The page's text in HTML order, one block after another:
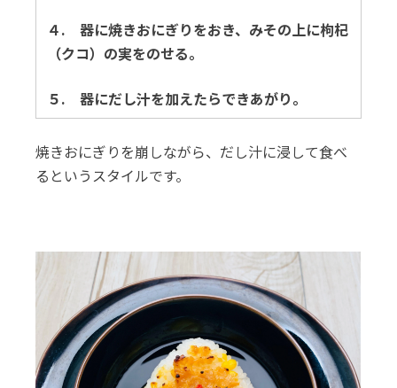
４. 器に焼きおにぎりをおき、みその上に枸杞
（クコ）の実をのせる。
５. 器にだし汁を加えたらできあがり。
焼きおにぎりを崩しながら、だし汁に浸して食べ
るというスタイルです。